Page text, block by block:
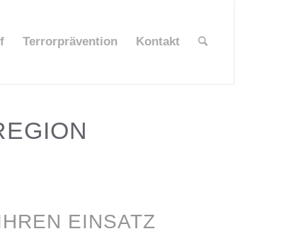
Terrorprävention Kontakt
EINSATZ